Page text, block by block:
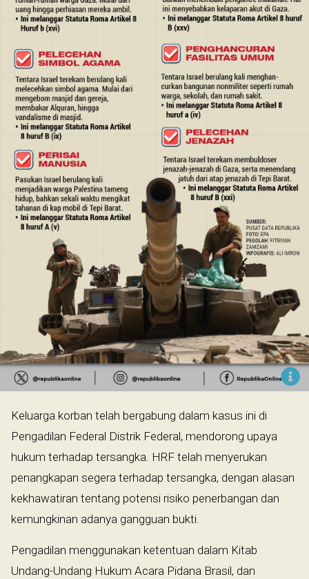
Keluarga korban telah bergabung dalam kasus ini di
Pengadilan Federal Distrik Federal, mendorong upaya
hukum terhadap tersangka. HRF telah menyerukan
penangkapan segera terhadap tersangka, dengan alasan
kekhawatiran tentang potensi risiko penerbangan dan
kemungkinan adanya gangguan bukti.
Pengadilan menggunakan ketentuan dalam Kitab
Undang-Undang Hukum Acara Pidana Brasil, dan